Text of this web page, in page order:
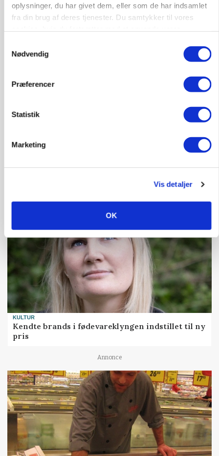
oplysninger, du har givet dem, eller som de har indsamlet
fra din brug af deres tjenester. Du samtykker til vores
Nødvendig
Præferencer
Statistik
Marketing
Vis detaljer
OK
Efter lån på 182 millioner: Sindal Biogas vil
fordoble produktionen og behandle 800.000 ton
Loading...
KULTUR
Kendte brands i fødevareklyngen indstillet til ny
pris
Annonce